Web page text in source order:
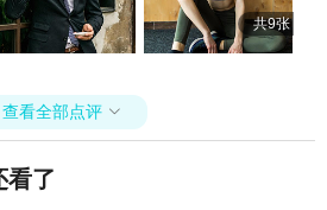
共9张
查看全部点评 
看了